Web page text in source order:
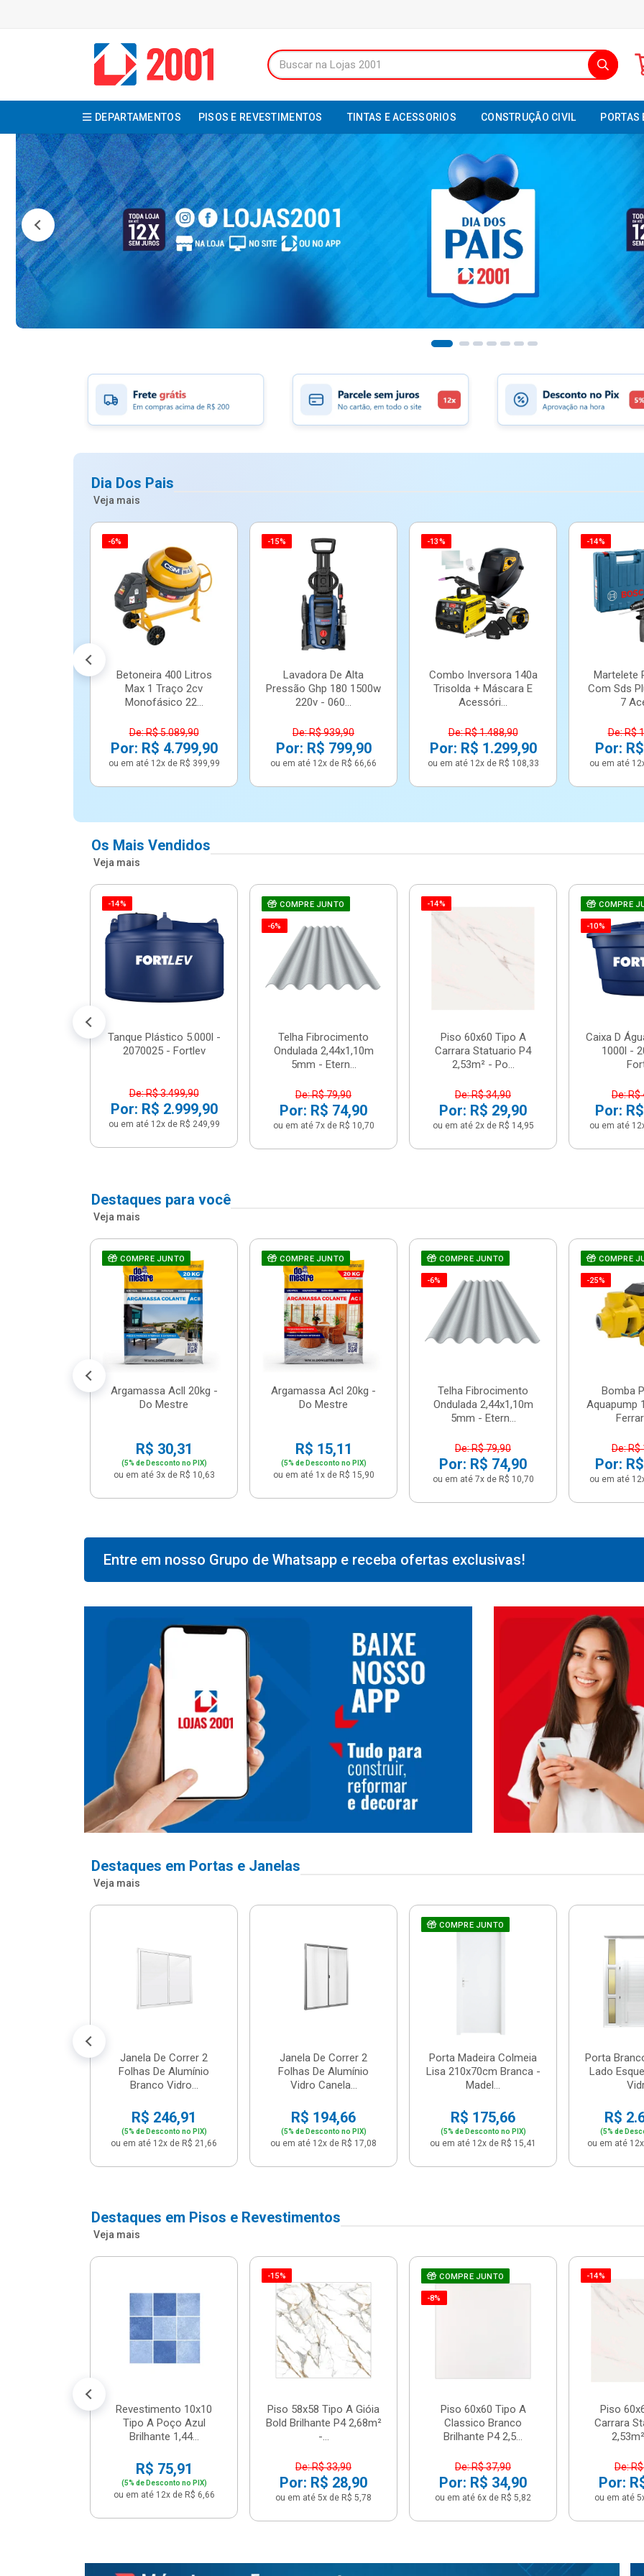
DEPARTAMENTOS PISOS E REVESTIMENTOS TINTAS E ACESSORIOS CONSTRUÇÃO CIVIL PORTAS
Dia Dos Pais
Veja mais
-6%
Betoneira 400 Litros
Max 1 Traço 2cv
Monofásico 22...
De: R$ 5.089,90
Por: R$ 4.799,90
ou em até 12x de R$ 399,99
-15%
Lavadora De Alta
Pressão Ghp 180 1500w
220v - 060...
De: R$ 939,90
Por: R$ 799,90
ou em até 12x de R$ 66,66
-13%
Combo Inversora 140a
Trisolda + Máscara E
Acessóri...
De: R$ 1.488,90
Por: R$ 1.299,90
ou em até 12x de R$ 108,33
-14%
Martelete
Com Sds
7
De: R$
Por:
ou em até
Os Mais Vendidos
Veja mais
-14%
Tanque Plástico 5.000l -
2070025 - Fortlev
De: R$ 3.499,90
Por: R$ 2.999,90
ou em até 12x de R$ 249,99
COMPRE JUNTO
-6%
Telha Fibrocimento
Ondulada 2,44x1,10m
5mm - Etern...
De: R$ 79,90
Por: R$ 74,90
ou em até 7x de R$ 10,70
-14%
Piso 60x60 Tipo A
Carrara Statuario P4
2,53m² - Po...
De: R$ 34,90
Por: R$ 29,90
ou em até 2x de R$ 14,95
COMPRE
-10%
Caixa D
1000l -
De: R$
Por:
ou em até
Destaques para você
Veja mais
COMPRE JUNTO
Argamassa Acll 20kg -
Do Mestre
R$ 30,31
(5% de Desconto no PIX)
ou em até 3x de R$ 10,63
COMPRE JUNTO
Argamassa Acl 20kg -
Do Mestre
R$ 15,11
(5% de Desconto no PIX)
ou em até 1x de R$ 15,90
COMPRE JUNTO
-6%
Telha Fibrocimento
Ondulada 2,44x1,10m
5mm - Etern...
De: R$ 79,90
Por: R$ 74,90
ou em até 7x de R$ 10,70
COMPRE
-25%
Bomba
Aquapump
De: R$
Por:
ou em até
Entre em nosso Grupo de Whatsapp e receba ofertas exclusivas!
Destaques em Portas e Janelas
Veja mais
Janela De Correr 2
Folhas De Alumínio
Branco Vidro...
R$ 246,91
(5% de Desconto no PIX)
ou em até 12x de R$ 21,66
Janela De Correr 2
Folhas De Alumínio
Vidro Canela...
R$ 194,66
(5% de Desconto no PIX)
ou em até 12x de R$ 17,08
COMPRE JUNTO
Porta Madeira Colmeia
Lisa 210x70cm Branca -
Madel...
R$ 175,66
(5% de Desconto no PIX)
ou em até 12x de R$ 15,41
Porta
Lado
R$
(5% de
ou em até
Destaques em Pisos e Revestimentos
Veja mais
Revestimento 10x10
Tipo A Poço Azul
Brilhante 1,44...
R$ 75,91
(5% de Desconto no PIX)
ou em até 12x de R$ 6,66
-15%
Piso 58x58 Tipo A Gióia
Bold Brilhante P4 2,68m²
-...
De: R$ 33,90
Por: R$ 28,90
ou em até 5x de R$ 5,78
COMPRE JUNTO
-8%
Piso 60x60 Tipo A
Classico Branco
Brilhante P4 2,5...
De: R$ 37,90
Por: R$ 34,90
ou em até 6x de R$ 5,82
-14%
Piso
Carrara
De:
Por:
ou em até